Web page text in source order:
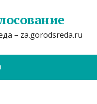
– za.gorodsreda.ru